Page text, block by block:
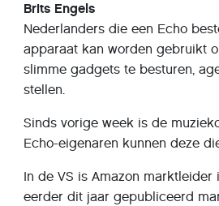
Brits Engels
Nederlanders die een Echo
apparaat kan worden gebruikt
slimme gadgets te besturen,
stellen.
Sinds vorige week is de
Echo-eigenaren kunnen deze
In de VS is Amazon
eerder dit jaar gepubliceerd